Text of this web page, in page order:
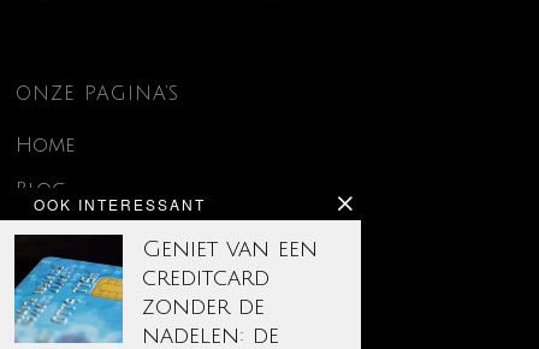
OOK INTERESSANT
Geniet van een
creditcard
zonder de
nadelen: de
ONZE PAGINA’S
Home
Blog
Contact
Disclaimer
Over ons